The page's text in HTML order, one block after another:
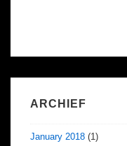
ARCHIEF
January 2018 (1)